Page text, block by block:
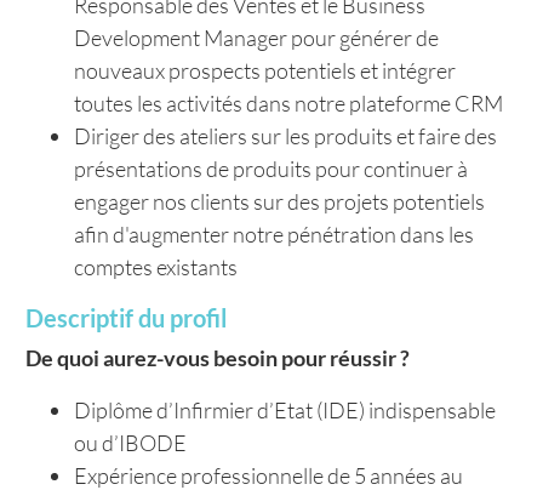
Development Manager pour générer de
nouveaux prospects potentiels et intégrer
toutes les activités dans notre plateforme CRM
Diriger des ateliers sur les produits et faire des
présentations de produits pour continuer à
engager nos clients sur des projets potentiels
afin d'augmenter notre pénétration dans les
comptes existants
Descriptif du profil
De quoi aurez-vous besoin pour réussir ?
Diplôme d’Infirmier d’Etat (IDE) indispensable
ou d’IBODE
Expérience professionnelle de 5 années au